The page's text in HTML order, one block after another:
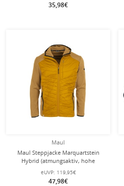
35,98€
Maul
Maul Steppjacke Marquartstein
Hybrid (atmungsaktiv, hohe
Wärmeisolierung) gelb Herren
eUVP: 119,95€
47,98€